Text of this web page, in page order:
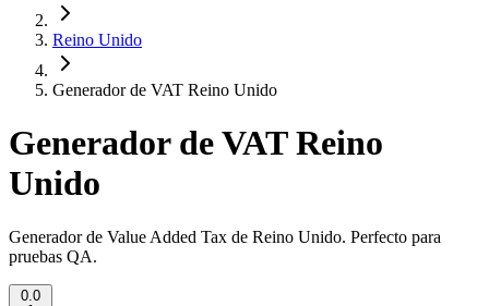
Reino Unido
Generador de VAT Reino Unido
Generador de VAT Reino
Unido
Generador de Value Added Tax de Reino Unido. Perfecto para
pruebas QA.
0.0